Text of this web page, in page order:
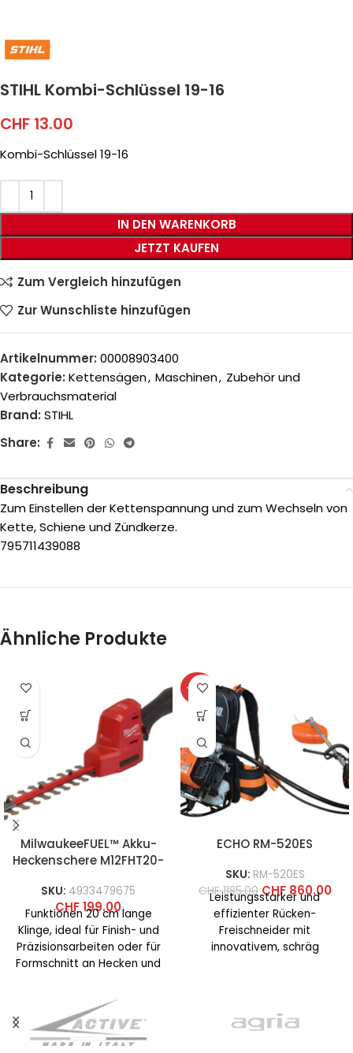
STIHL Kombi-Schlüssel 19-16
CHF 13.00
Kombi-Schlüssel 19-16
IN DEN WARENKORB
JETZT KAUFEN
Zum Vergleich hinzufügen
Zur Wunschliste hinzufügen
Artikelnummer: 00008903400
Kategorie: Kettensägen, Maschinen, Zubehör und
Verbrauchsmaterial
Brand: STIHL
Share:
Beschreibung
Zum Einstellen der Kettenspannung und zum Wechseln von
Kette, Schiene und Zündkerze.
795711439088
Ähnliche Produkte
MilwaukeeFUEL™ Akku-
Heckenschere M12FHT20-
SKU: 4933479675
CHF199.00
Funktionen 20 cm lange
Klinge, ideal für Finish- und
Präzisionsarbeiten oder für
Formschnitt an Hecken und
Schnittleistung 12,5
-27%
ECHO RM-520ES
SKU: RM-520ES
CHF1185.00 CHF860.00
Leistungsstarker und
effizienter Rücken-
Freischneider mit
innovativem, schräg
auch für Linkshänder
optimale Manövrierfähigkeit